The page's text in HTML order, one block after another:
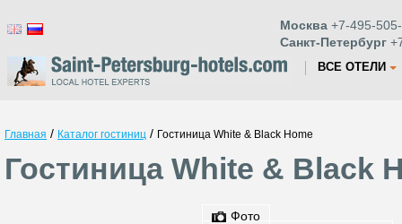
Москва +7-495-
Санкт-Петербург
ВСЕ ОТЕЛИ
Главная / Каталог гостиниц / Гостиница White & Black Home
Гостиница White & Black
Фото